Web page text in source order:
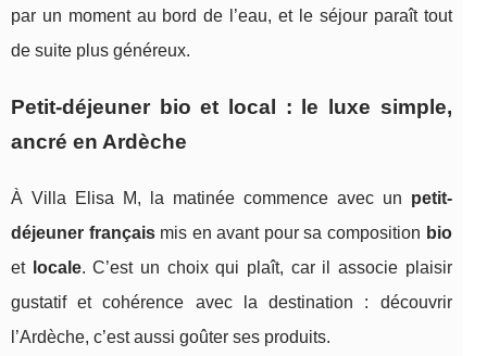
par un moment au bord de l’eau, et le séjour paraît tout
de suite plus généreux.
Petit-déjeuner bio et local : le luxe simple,
ancré en Ardèche
À Villa Elisa M, la matinée commence avec un petit-
déjeuner françaismis en avant pour sa composition bio
et locale. C’est un choix qui plaît, car il associe plaisir
gustatif et cohérence avec la destination : découvrir
l’Ardèche, c’est aussi goûter ses produits.